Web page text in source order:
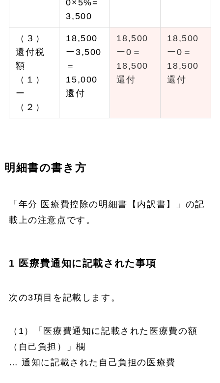
0×5%=
3,500
（３）
還付税
額
（１）
ー
（２）
18,500
ー3,500
＝
15,000
還付
18,500
ー0＝
18,500
還付
18,500
ー0＝
18,500
還付
明細書の書き方
「年分 医療費控除の明細書【内訳書】」の記
載上の注意点です。
1 医療費通知に記載された事項
次の3項目を記載します。
（1）「医療費通知に記載された医療費の額
（自己負担）」欄
… 通知に記載された自己負担の医療費